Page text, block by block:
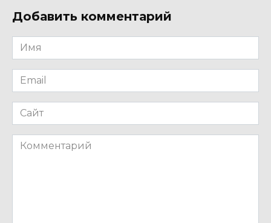
Добавить комментарий
Имя
*
Email
*
Сайт
Комментарий